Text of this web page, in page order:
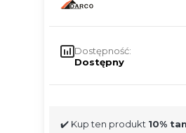
Dostępność:
Dostępny
✔️ Kup ten produkt 10%